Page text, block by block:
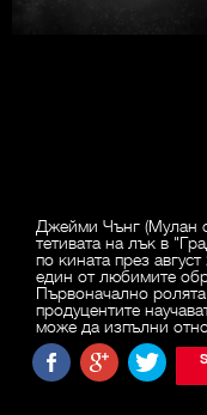
Джейми Чънг (Мулан
тетивата на лък в
по кината през
един от любимите
Първоначално
продуцентите
може да изпълни